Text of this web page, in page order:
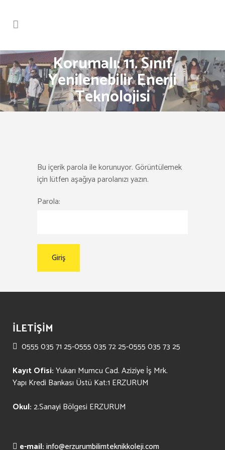
Korumalı: 11. Sınıf
Yenilenebilir Enerji
Teknolojisi
Bu içerik parola ile korunuyor. Görüntülemek
için lütfen aşağıya parolanızı yazın.
Parola:
İLETİŞİM
0555 035 71 25-0555 035 72 25-0555 035 73 25
Kayıt Ofisi:Yukarı Mumcu Cad. Aziziye İş Mrk.
Yapı Kredi Bankası Üstü Kat:1 ERZURUM
Okul:2.Sanayi Bölgesi ERZURUM
e-mail: info@erzurumbilimteknikkoleji.com